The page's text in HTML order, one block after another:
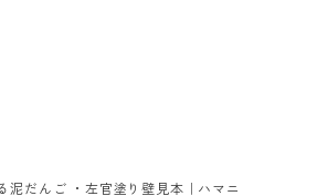
泥だんご ・左官塗り壁見本｜ハマニ